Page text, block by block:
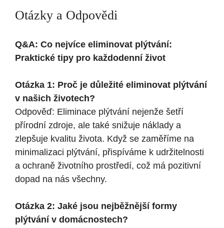
Otázky a Odpovědi
Q&A: Co nejvíce eliminovat plýtvání:
Praktické tipy pro každodenní život
Otázka 1: Proč je důležité eliminovat plýtvání
v našich životech?
Odpověď: Eliminace plýtvání nejenže šetří
přírodní zdroje, ale také snižuje náklady a
zlepšuje kvalitu života. Když se zaměříme na
minimalizaci plýtvání, přispíváme k udržitelnosti
a ochraně životního prostředí, což má pozitivní
dopad na nás všechny.
Otázka 2: Jaké jsou nejběžnější formy
plýtvání v domácnostech?